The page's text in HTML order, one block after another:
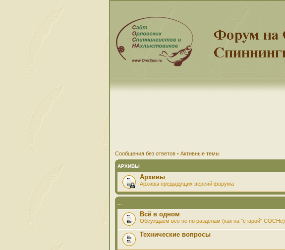
Сообщения без ответов • Активные темы
АРХИВЫ
Архивы
Архивы предыдущих версий форума
Всё в одном
Обсуждаем все не по разделам (как на "старой" СОСНе)
Технические вопросы